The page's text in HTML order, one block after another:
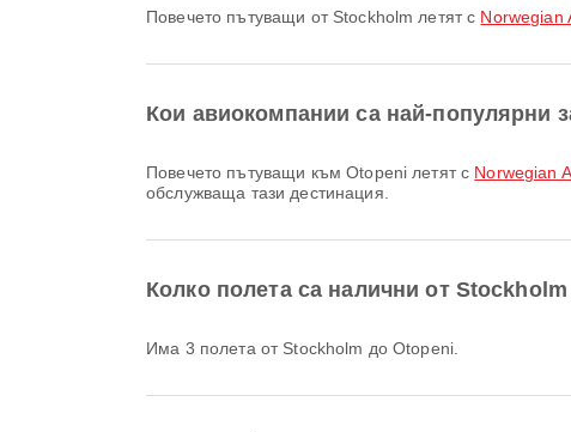
Повечето пътуващи от Stockholm летят с Norwegian
Кои авиокомпании са най-популярни
Повечето пътуващи към Otopeni летят с Norwegian
обслужваща тази дестинация.
Колко полета са налични от
Има 3 полета от Stockholm до Otopeni.